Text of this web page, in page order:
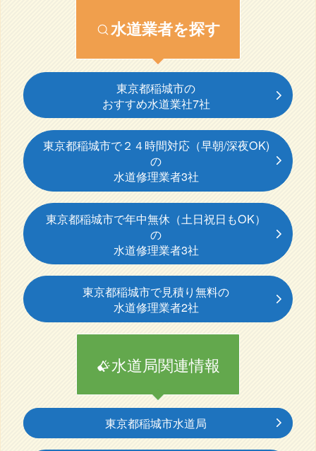
水道業者を探す
東京都稲城市の
おすすめ水道業社7社
東京都稲城市で２４時間対応（早朝/深夜OK)
の
水道修理業者3社
東京都稲城市で年中無休（土日祝日もOK）
の
水道修理業者3社
東京都稲城市で見積り無料の
水道修理業者2社
水道局関連情報
東京都稲城市水道局